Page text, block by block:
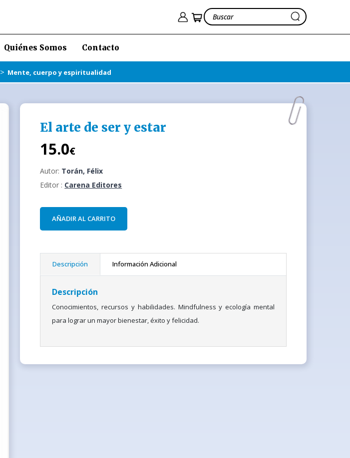
Quiénes Somos Contacto
> Mente, cuerpo y espiritualidad
El arte de ser y estar
15.0€
Autor: Torán, Félix
Editor : Carena Editores
AÑADIR AL CARRITO
Descripción Información Adicional
Descripción
Conocimientos, recursos y habilidades. Mindfulness y ecología mental
para lograr un mayor bienestar, éxito y felicidad.